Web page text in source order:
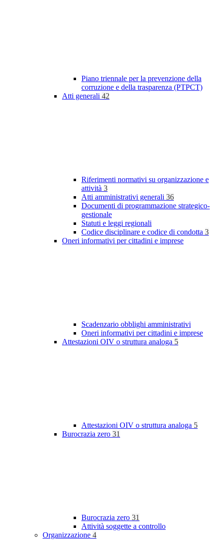
Piano triennale per la prevenzione della
corruzione e della trasparenza (PTPCT)
Atti generali 42
Riferimenti normativi su organizzazione e
attività 3
Atti amministrativi generali 36
Documenti di programmazione strategico-
gestionale
Statuti e leggi regionali
Codice disciplinare e codice di condotta 3
Oneri informativi per cittadini e imprese
Scadenzario obblighi amministrativi
Oneri informativi per cittadini e imprese
Attestazioni OIV o struttura analoga 5
Attestazioni OIV o struttura analoga 5
Burocrazia zero 31
Burocrazia zero 31
Attività soggette a controllo
Organizzazione 4